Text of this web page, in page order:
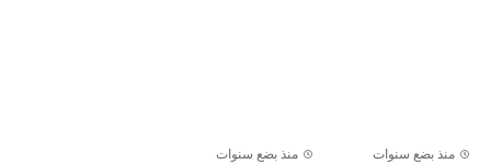
منذ بضع سنوات منذ بضع سنوات